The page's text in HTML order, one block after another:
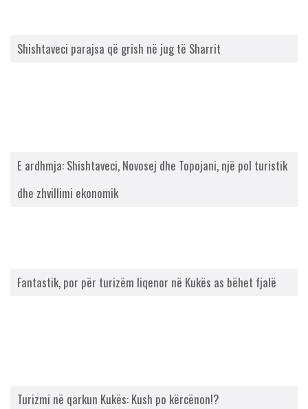
Shishtaveci parajsa që grish në jug të Sharrit
E ardhmja: Shishtaveci, Novosej dhe Topojani, një pol turistik
dhe zhvillimi ekonomik
Fantastik, por për turizëm liqenor në Kukës as bëhet fjalë
Turizmi në qarkun Kukës: Kush po kërcënon!?